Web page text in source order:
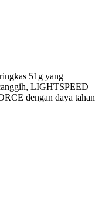
51g yang
LIGHTSPEED
dengan daya tahan